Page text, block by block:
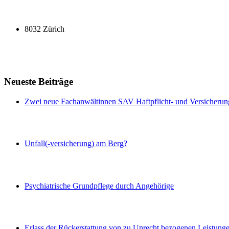
8032 Zürich
Neueste Beiträge
Zwei neue Fachanwältinnen SAV Haftpflicht- und
Unfall(-versicherung) am Berg?
Psychiatrische Grundpflege durch Angehörige